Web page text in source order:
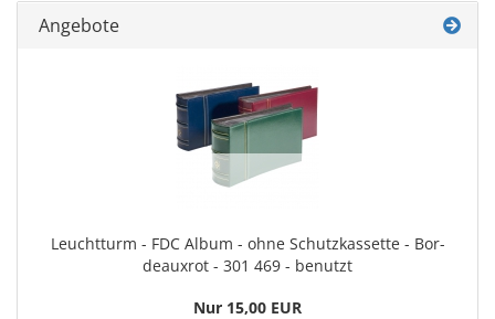
Angebote
Leucht­turm - FDC Album - ohne Schutz­kas­set­te - Bor­
deau­xrot - 301 469 - be­nutzt
Nur 15,00 EUR